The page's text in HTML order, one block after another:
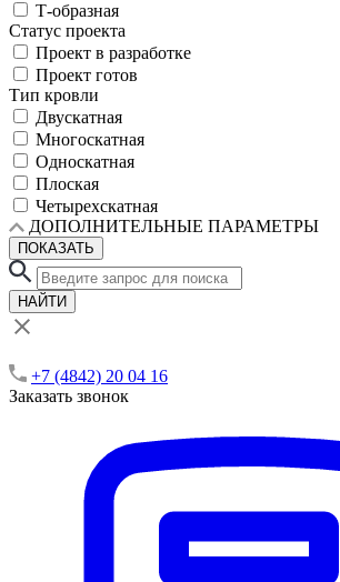
Т-образная
Статус проекта
Проект в разработке
Проект готов
Тип кровли
Двускатная
Многоскатная
Односкатная
Плоская
Четырехскатная
ДОПОЛНИТЕЛЬНЫЕ ПАРАМЕТРЫ
ПОКАЗАТЬ
НАЙТИ
+7 (4842) 20 04 16
Заказать звонок